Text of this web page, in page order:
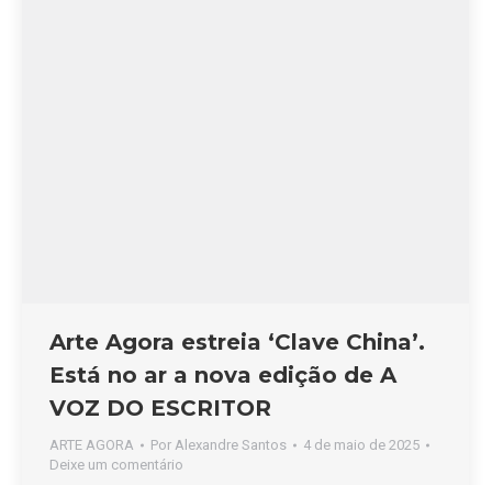
Arte Agora estreia ‘Clave China’.
Está no ar a nova edição de A
VOZ DO ESCRITOR
ARTE AGORA Por Alexandre Santos
4 de maio de 2025
Deixe um comentário